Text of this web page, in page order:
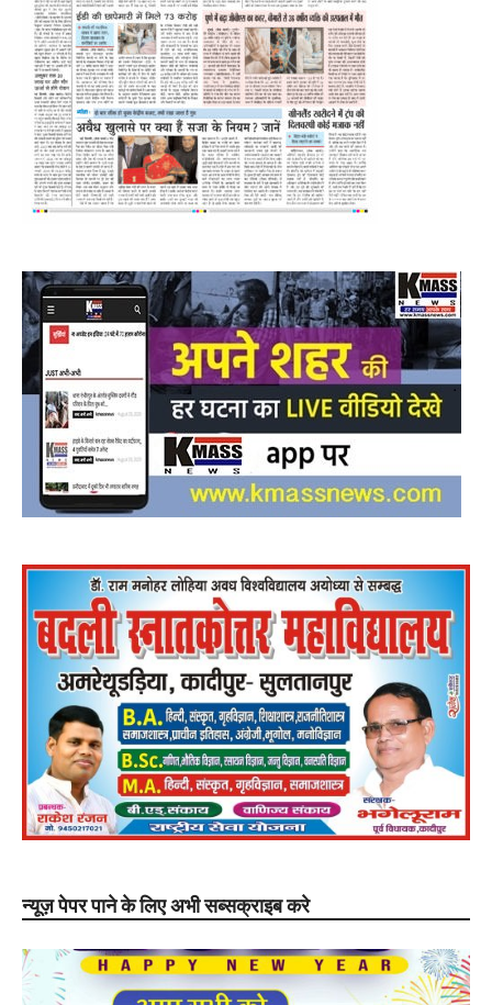
न्यूज़ पेपर पाने के लिए अभी सब्सक्राइब करे